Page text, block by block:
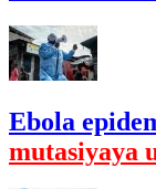
Ebola
mutasiyaya